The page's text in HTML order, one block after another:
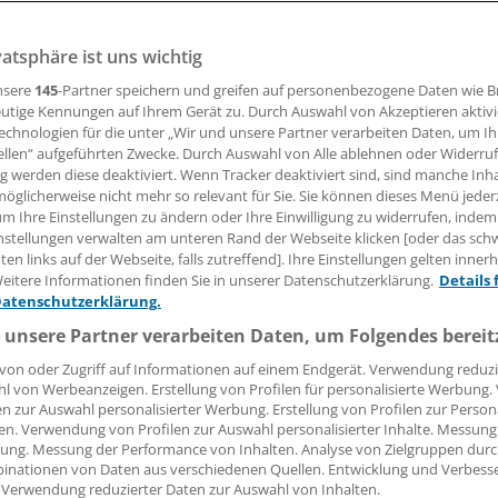
11:00 Uhr
Statistischen Bundesamt verunglückten 2013 mehr als
zwischen 18 und 24 bei Verkehrsunfällen, teilen die
Kongresses für Orthopädie und Unfallchirurgie (DKOU) im
wichtig, schon bei Schülern das Bewusstsein für Gefahren
zu schärfen.
ist uns wichtig
145-Partner speichern und greifen auf personenbezogene Daten wie
Kennungen auf Ihrem Gerät zu. Durch Auswahl von Akzeptieren
für die unter „Wir und unsere Partner verarbeiten Daten, um
aufgeführten Zwecke. Durch Auswahl von Alle ablehnen oder
werden diese deaktiviert. Wenn Tracker deaktiviert sind, sind manche
nicht mehr so relevant für Sie. Sie können dieses Menü
Ihre Einstellungen zu ändern oder Ihre Einwilligung zu widerrufen, indem
verwalten am unteren Rand der Webseite klicken [oder das
links auf der Webseite, falls zutreffend]. Ihre Einstellungen gelten
Informationen finden Sie in unserer Datenschutzerklärung. Details
Partner verarbeiten Daten, um Folgendes
oder Zugriff auf Informationen auf einem Endgerät. Verwendung
von Werbeanzeigen. Erstellung von Profilen für personalisierte
zur Auswahl personalisierter Werbung. Erstellung von Profilen zur
Verwendung von Profilen zur Auswahl personalisierter Inhalte.
Messung der Performance von Inhalten. Analyse von Zielgruppen
von Daten aus verschiedenen Quellen. Entwicklung und
reduzierter Daten zur Auswahl von Inhalten.